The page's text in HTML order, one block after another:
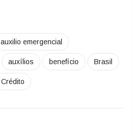
auxilio emergencial
auxílios benefício Brasil
Crédito